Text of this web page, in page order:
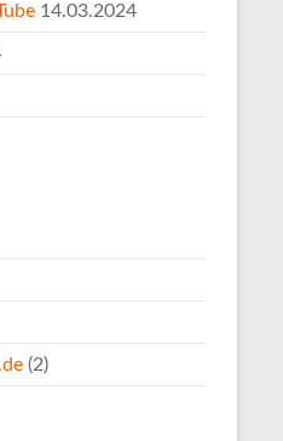
14.03.2024
(2)